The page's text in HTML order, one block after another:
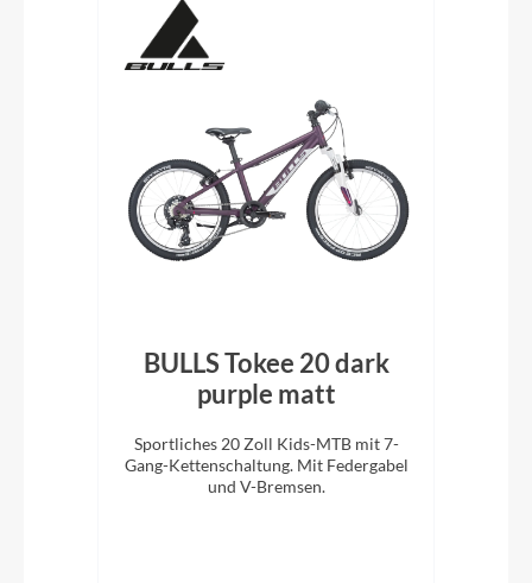
BULLS Tokee 20 dark
purple matt
Sportliches 20 Zoll Kids-MTB mit 7-
Gang-Kettenschaltung. Mit Federgabel
und V-Bremsen.